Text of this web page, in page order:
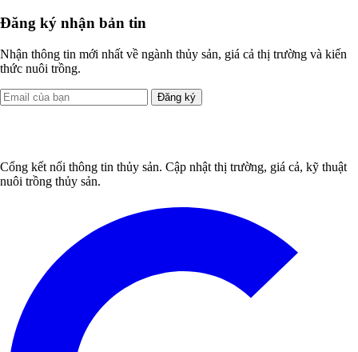
Đăng ký nhận bản tin
Nhận thông tin mới nhất về ngành thủy sản, giá cả thị trường và kiến
thức nuôi trồng.
Đăng ký
Cổng kết nối thông tin thủy sản. Cập nhật thị trường, giá cả, kỹ thuật
nuôi trồng thủy sản.